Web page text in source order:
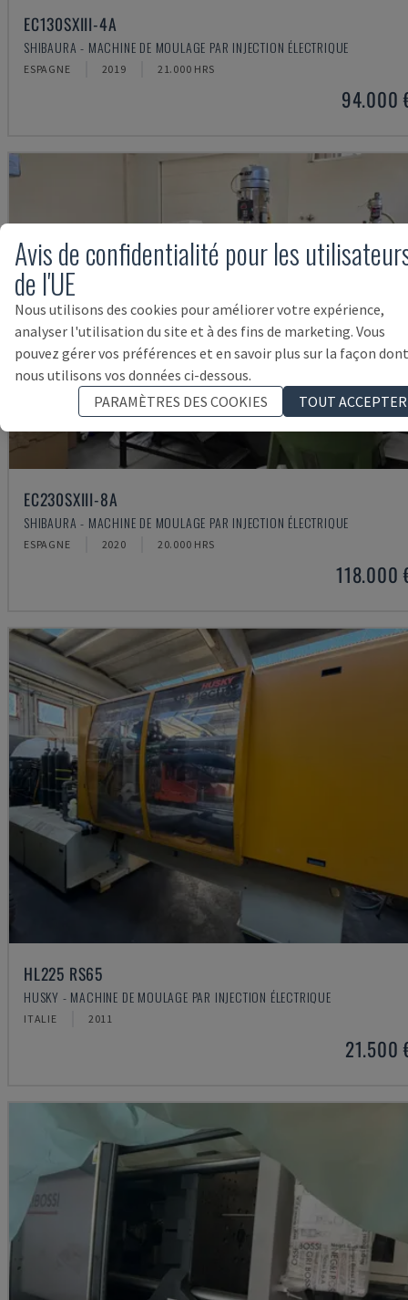
EC130SXIII-4A
SHIBAURA - MACHINE DE MOULAGE PAR INJECTION ÉLECTRIQUE
ESPAGNE 2019 21.000 HRS
94.000
EC230SXIII-8A
SHIBAURA - MACHINE DE MOULAGE PAR INJECTION ÉLECTRIQUE
ESPAGNE 2020 20.000 HRS
118.000
HL225 RS65
HUSKY - MACHINE DE MOULAGE PAR INJECTION ÉLECTRIQUE
ITALIE 2011
21.500
Avis de confidentialité pour les
de l'UE
Nous utilisons des cookies pour améliorer votre expérience,
analyser l'utilisation du site et à des fins de marketing. Vous
pouvez gérer vos préférences et en savoir plus sur la façon dont
nous utilisons vos données ci-dessous.
PARAMÈTRES DES COOKIES
TOUT ACCEPTER